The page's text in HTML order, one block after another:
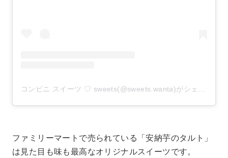
コンビニ スイーツ ♡ sweets(@sweets.wanta)がシェアした投稿
ファミリーマートで売られている「安納芋のタルト」
は見た目も味も最高なオリジナルスイーツです。